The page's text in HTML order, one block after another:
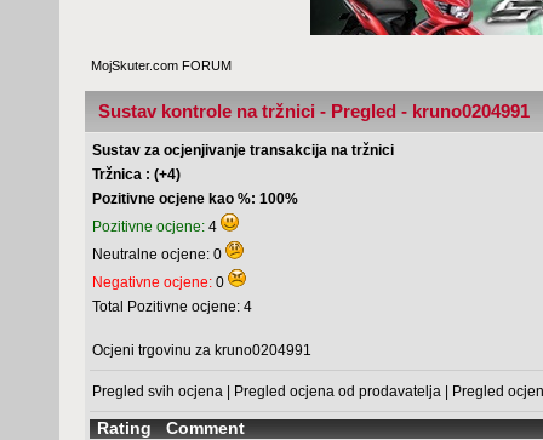
MojSkuter.com FORUM
Sustav kontrole na tržnici - Pregled - kruno0204991
Sustav za ocjenjivanje transakcija na tržnici
Tržnica : (+4)
Pozitivne ocjene kao %: 100%
Pozitivne ocjene: 4
Neutralne ocjene: 0
Negativne ocjene: 0
Total Pozitivne ocjene: 4
Ocjeni trgovinu za kruno0204991
Pregled svih ocjena | Pregled ocjena od prodavatelja | Pregled
Rating Comment